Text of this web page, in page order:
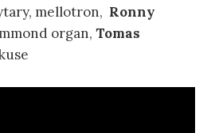
mellotron, Ronny
organ, Tomas